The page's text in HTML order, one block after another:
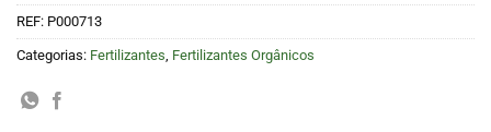
REF: P000713
Categorias: Fertilizantes Fertilizantes Orgânicos